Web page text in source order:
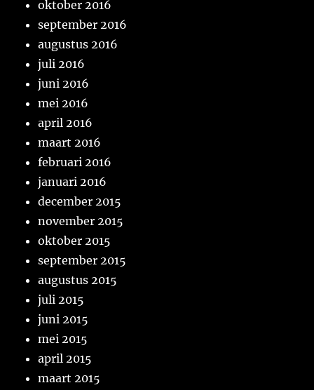
oktober 2016
september 2016
augustus 2016
juli 2016
juni 2016
mei 2016
april 2016
maart 2016
februari 2016
januari 2016
december 2015
november 2015
oktober 2015
september 2015
augustus 2015
juli 2015
juni 2015
mei 2015
april 2015
maart 2015